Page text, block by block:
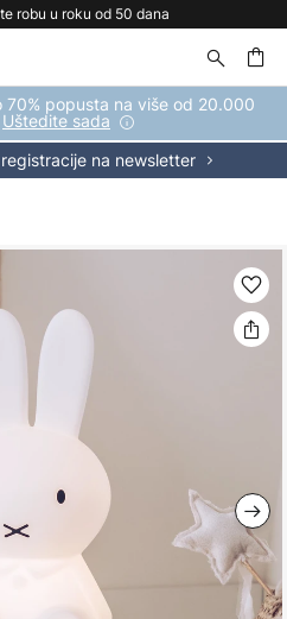
robu u roku od 50 dana
70% popusta na više od 20.000
Uštedite sada
na newsletter